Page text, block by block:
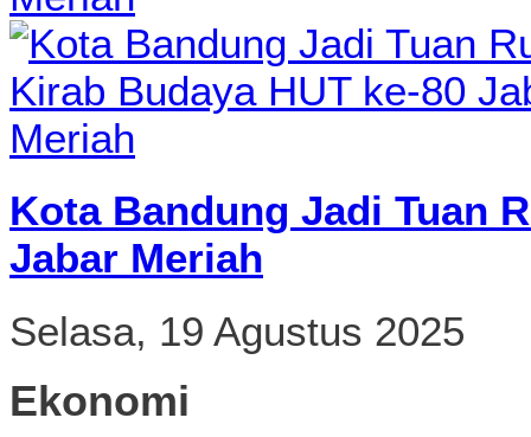
Kota Bandung Jadi Tuan
Jabar Meriah
Selasa, 19 Agustus 2025
Ekonomi